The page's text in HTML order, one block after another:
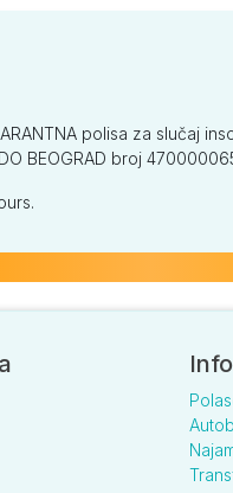
polisa za slučaj
BEOGRAD broj